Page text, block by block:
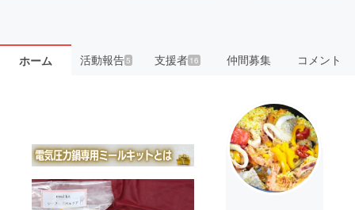
ホーム 活動報告5 支援者 16 仲間募集 コメント